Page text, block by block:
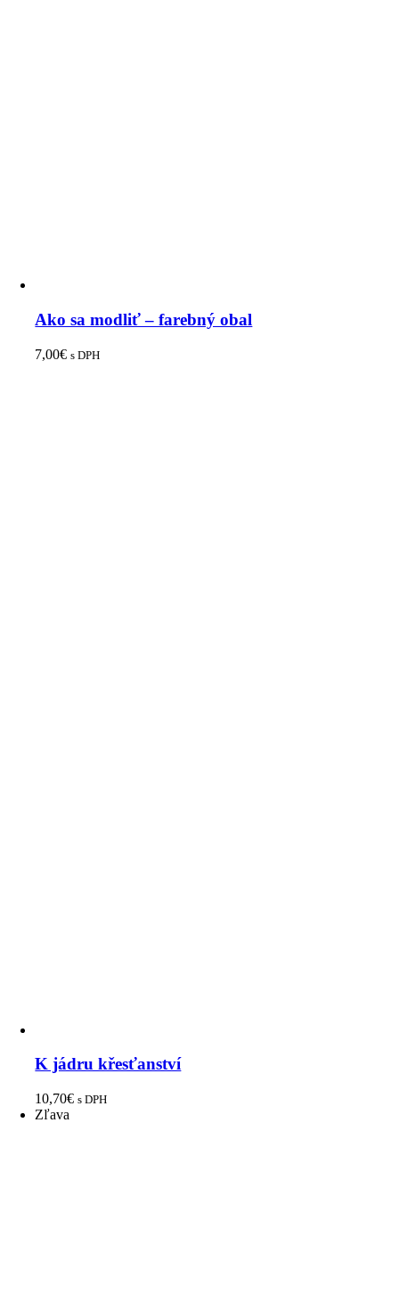
Ako sa modliť – farebný obal
7,00€ s DPH
K jádru křesťanství
10,70€ s DPH
Zľava